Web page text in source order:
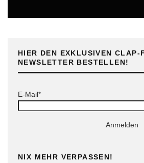
HIER DEN EXKLUSIVEN CLAP-
NEWSLETTER BESTELLEN!
E-Mail*
Anmelden
NIX MEHR VERPASSEN!